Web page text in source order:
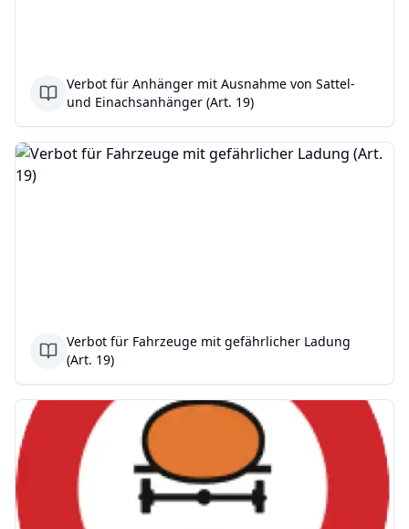
Verbot für Anhänger mit Ausnahme von Sattel-
und Einachsanhänger (Art. 19)
Verbot für Fahrzeuge mit gefährlicher Ladung
(Art. 19)